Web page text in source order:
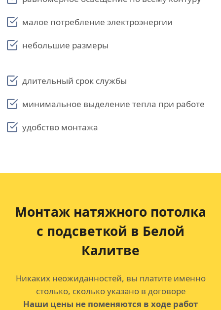
малое потребление электроэнергии
небольшие размеры
длительный срок службы
минимальное выделение тепла при работе
удобство монтажа
Монтаж натяжного потолка
с подсветкой в Белой
Калитве
Никаких неожиданностей, вы платите именно
столько, сколько указано в договоре
Наши цены не поменяются в ходе работ